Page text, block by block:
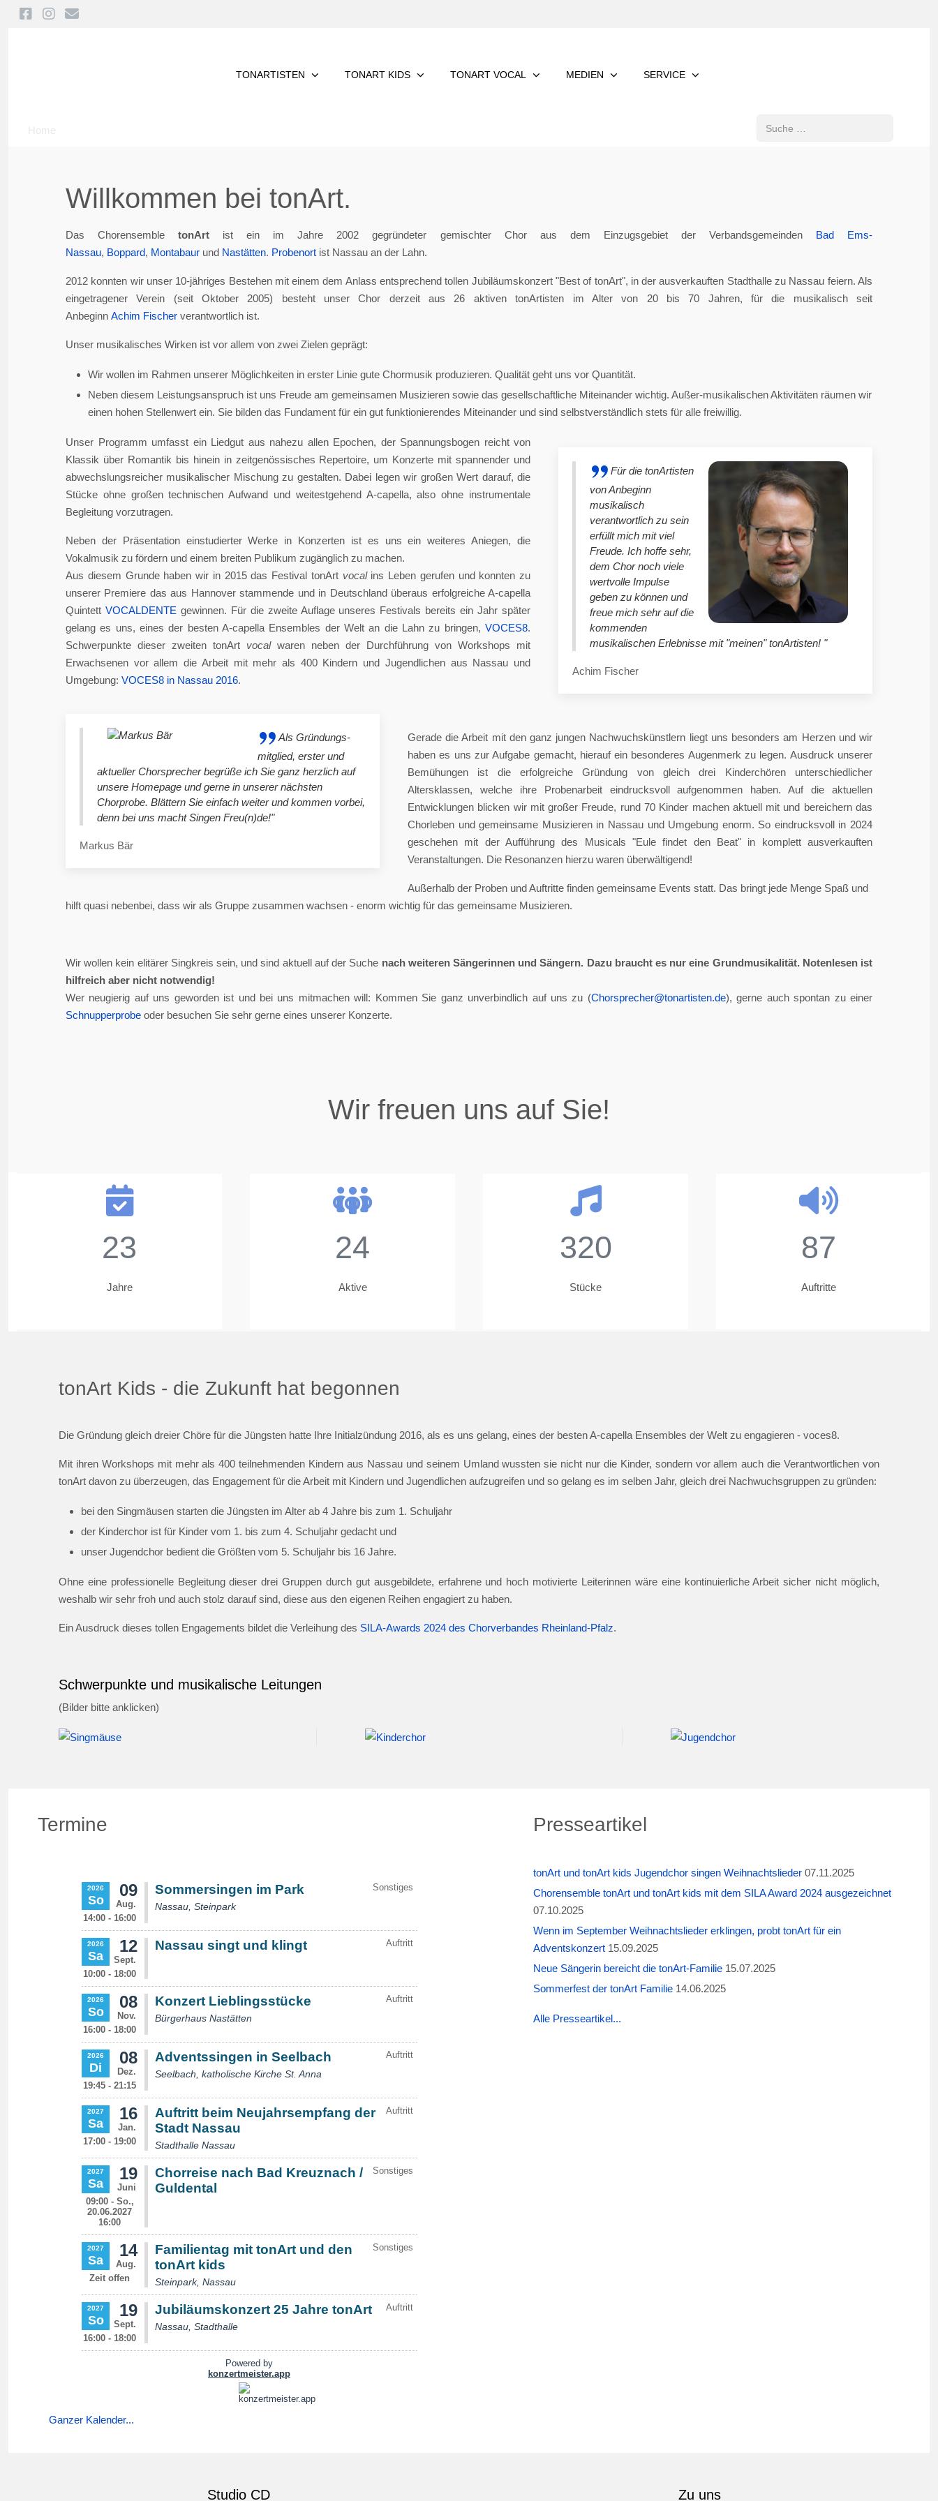
TONARTISTEN TONART KIDS TONART VOCAL MEDIEN SERVICE
Home
Suchen
Willkommen bei tonArt.
Das ChorensembletonArt ist ein im Jahre 2002 gegründeter gemischter Chor aus dem Einzugsgebiet der Verbandsgemeinden Bad Ems-
Nassau, Boppard, Montabaur und Nastätten. Probenort ist Nassau an der Lahn.
2012 konnten wir unser 10-jähriges Bestehen mit einem dem Anlass entsprechend tollen Jubiläumskonzert "Best of tonArt", in der ausverkauften Stadthalle zu Nassau feiern. Als
eingetragener Verein (seit Oktober 2005) besteht unser Chor derzeit aus 26 aktiven tonArtisten im Alter von 20 bis 70 Jahren, für die musikalisch seit
Anbeginn Achim Fischer verantwortlich ist.
Unser musikalisches Wirken ist vor allem von zwei Zielen geprägt:
Wir wollen im Rahmen unserer Möglichkeiten in erster Linie gute Chormusik produzieren. Qualität geht uns vor Quantität.
Neben diesem Leistungsanspruch ist uns Freude am gemeinsamen Musizieren sowie das gesellschaftliche Miteinander wichtig. Außer-musikalischen Aktivitäten räumen wir
einen hohen Stellenwert ein. Sie bilden das Fundament für ein gut funktionierendes Miteinander und sind selbstverständlich stets für alle freiwillig.
Für die tonArtisten
von Anbeginn
musikalisch
verantwortlich zu sein
erfüllt mich mit viel
Freude. Ich hoffe sehr,
dem Chor noch viele
wertvolle Impulse
geben zu können und
freue mich sehr auf die
kommenden
musikalischen Erlebnisse mit "meinen" tonArtisten! "
Achim Fischer
Unser Programm umfasst ein Liedgut aus nahezu allen Epochen, der Spannungsbogen reicht von
Klassik über Romantik bis hinein in zeitgenössisches Repertoire, um Konzerte mit spannender und
abwechslungsreicher musikalischer Mischung zu gestalten. Dabei legen wir großen Wert darauf, die
Stücke ohne großen technischen Aufwand und weitestgehend A-capella, also ohne instrumentale
Begleitung vorzutragen.
Neben der Präsentation einstudierter Werke in Konzerten ist es uns ein weiteres Aniegen, die
Vokalmusik zu fördern und einem breiten Publikum zugänglich zu machen.
Aus diesem Grunde haben wir in 2015 das Festival tonArt vocal ins Leben gerufen und konnten zu
unserer Premiere das aus Hannover stammende und in Deutschland überaus erfolgreiche A-capella
Quintett VOCALDENTE gewinnen. Für die zweite Auflage unseres Festivals bereits ein Jahr später
gelang es uns, eines der besten A-capella Ensembles der Welt an die Lahn zu bringen, VOCES8.
Schwerpunkte dieser zweiten tonArt vocalwaren neben der Durchführung von Workshops mit
Erwachsenen vor allem die Arbeit mit mehr als 400 Kindern und Jugendlichen aus Nassau und
Umgebung: VOCES8 in Nassau 2016.
Als Gründungs-
mitglied, erster und
aktueller Chorsprecher begrüße ich Sie ganz herzlich auf
unsere Homepage und gerne in unserer nächsten
Chorprobe. Blättern Sie einfach weiter und kommen vorbei,
denn bei uns macht Singen Freu(n)de!"
Markus Bär
Gerade die Arbeit mit den ganz jungen Nachwuchskünstlern liegt uns besonders am Herzen und wir
haben es uns zur Aufgabe gemacht, hierauf ein besonderes Augenmerk zu legen. Ausdruck unserer
Bemühungen ist die erfolgreiche Gründung von gleich drei Kinderchören unterschiedlicher
Altersklassen, welche ihre Probenarbeit eindrucksvoll aufgenommen haben. Auf die aktuellen
Entwicklungen blicken wir mit großer Freude, rund 70 Kinder machen aktuell mit und bereichern das
Chorleben und gemeinsame Musizieren in Nassau und Umgebung enorm. So eindrucksvoll in 2024
geschehen mit der Aufführung des Musicals "Eule findet den Beat" in komplett ausverkauften
Veranstaltungen. Die Resonanzen hierzu waren überwältigend!
Außerhalb der Proben und Auftritte finden gemeinsame Events statt. Das bringt jede Menge Spaß und
hilft quasi nebenbei, dass wir als Gruppe zusammen wachsen - enorm wichtig für das gemeinsame Musizieren.
Wir wollen kein elitärer Singkreis sein, und sind aktuell auf der Suche nach weiteren Sängerinnen und Sängern. Dazu braucht es nur eine Grundmusikalität. Notenlesen ist
hilfreich aber nicht notwendig!
Wer neugierig auf uns geworden ist und bei uns mitmachen will: Kommen Sie ganz unverbindlich auf uns zu (Chorsprecher@tonartisten.de), gerne auch spontan zu einer
Schnupperprobe oder besuchen Sie sehr gerne eines unserer Konzerte.
Wir freuen uns auf Sie!
23
Jahre
24
Aktive
320
Stücke
87
Auftritte
tonArt Kids - die Zukunft hat begonnen
Die Gründung gleich dreier Chöre für die Jüngsten hatte Ihre Initialzündung 2016, als es uns gelang, eines der besten A-capella Ensembles der Welt zu engagieren - voces8.
Mit ihren Workshops mit mehr als 400 teilnehmenden Kindern aus Nassau und seinem Umland wussten sie nicht nur die Kinder, sondern vor allem auch die Verantwortlichen von
tonArt davon zu überzeugen, das Engagement für die Arbeit mit Kindern und Jugendlichen aufzugreifen und so gelang es im selben Jahr, gleich drei Nachwuchsgruppen zu gründen:
bei den Singmäusen starten die Jüngsten im Alter ab 4 Jahre bis zum 1. Schuljahr
der Kinderchor ist für Kinder vom 1. bis zum 4. Schuljahr gedacht und
unser Jugendchor bedient die Größten vom 5. Schuljahr bis 16 Jahre.
Ohne eine professionelle Begleitung dieser drei Gruppen durch gut ausgebildete, erfahrene und hoch motivierte Leiterinnen wäre eine kontinuierliche Arbeit sicher nicht möglich,
weshalb wir sehr froh und auch stolz darauf sind, diese aus den eigenen Reihen engagiert zu haben.
Ein Ausdruck dieses tollen Engagements bildet die Verleihung des SILA-Awards 2024 des Chorverbandes Rheinland-Pfalz.
Schwerpunkte und musikalische Leitungen
(Bilder bitte anklicken)
Termine
Ganzer Kalender...
Presseartikel
tonArt und tonArt kids Jugendchor singen Weihnachtslieder 07.11.2025
Chorensemble tonArt und tonArt kids mit dem SILA Award 2024 ausgezeichnet
07.10.2025
Wenn im September Weihnachtslieder erklingen, probt tonArt für ein
Adventskonzert 15.09.2025
Neue Sängerin bereicht die tonArt-Familie 15.07.2025
Sommerfest der tonArt Familie 14.06.2025
Alle Presseartikel...
Studio CD Zu uns